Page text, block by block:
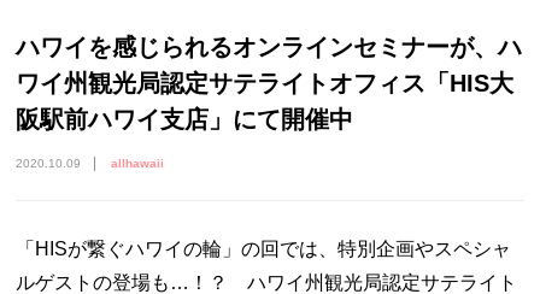
ハワイを感じられるオンラインセミナーが、ハ
ワイ州観光局認定サテライトオフィス「HIS大
阪駅前ハワイ支店」にて開催中
2020.10.09 allhawaii
「HISが繋ぐハワイの輪」の回では、特別企画やスペシャ
ルゲストの登場も…！？ ハワイ州観光局認定サテライト